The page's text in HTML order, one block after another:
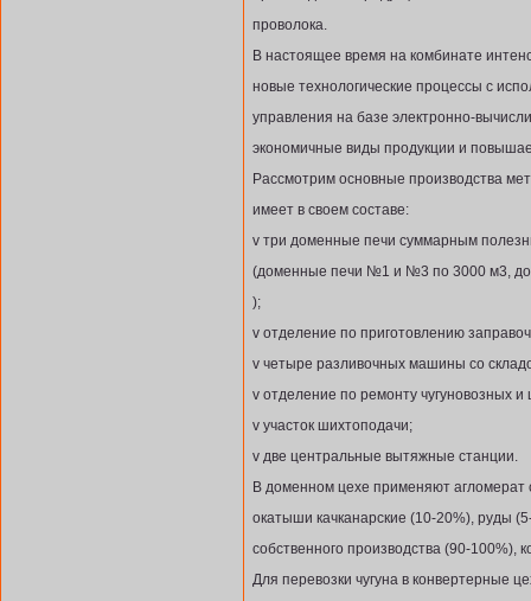
проволока.
В настоящее время на комбинате
новые технологические процессы с
управления на базе электронно-
экономичные виды продукции и
Рассмотрим основные производства
имеет в своем составе:
v три доменные печи суммарным
(доменные печи №1 и №3 по 3000 м3,
);
v отделение по приготовлению
v четыре разливочных машины со
v отделение по ремонту чугуновозных
v участок шихтоподачи;
v две центральные вытяжные станции.
В доменном цехе применяют агломерат
окатыши качканарские (10-20%), руды
собственного производства (90-100%),
Для перевозки чугуна в конвертерные